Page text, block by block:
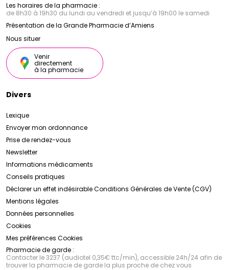
Les horaires de la pharmacie :
de 8h30 à 19h30 du lundi au vendredi et jusqu’à 19h00 le samedi
Présentation de la Grande Pharmacie d’Amiens
Nous situer
Venir
directement
à la pharmacie
Divers
Lexique
Envoyer mon ordonnance
Prise de rendez-vous
Newsletter
Informations médicaments
Conseils pratiques
Déclarer un effet indésirableConditions Générales de Vente (CGV)
Mentions légales
Données personnelles
Cookies
Mes préférences Cookies
Pharmacie de garde :
Contacter le 3237 (audiotel 0,35€ ttc/min), accessible 24h/24 afin de
trouver la pharmacie de garde la plus proche de chez vous